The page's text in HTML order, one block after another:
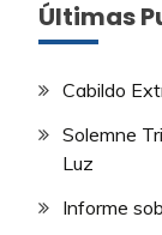
Últimas
Cabildo
Solemne
Luz
Informe